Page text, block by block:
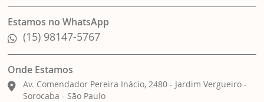
Estamos no WhatsApp
(15) 98147-5767
Onde Estamos
Av. Comendador Pereira Inácio, 2480 - Jardim Vergueiro -
Sorocaba - São Paulo